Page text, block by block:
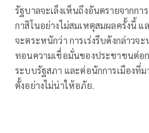
รัฐบาลจะเล็งเห็นถึงอันตรายจากกา
กาสิโนอย่างไม่สมเหตุสมผลครั้งนี้ แ
จะตระหนักว่า การเร่งรีบดังกล่าวจ
ทอนความเชื่อมั่นของประชาชนต่อก
ระบบรัฐสภา และต่อนักการเมืองที่ม
ตั้งอย่างไม่น่าให้อภัย.